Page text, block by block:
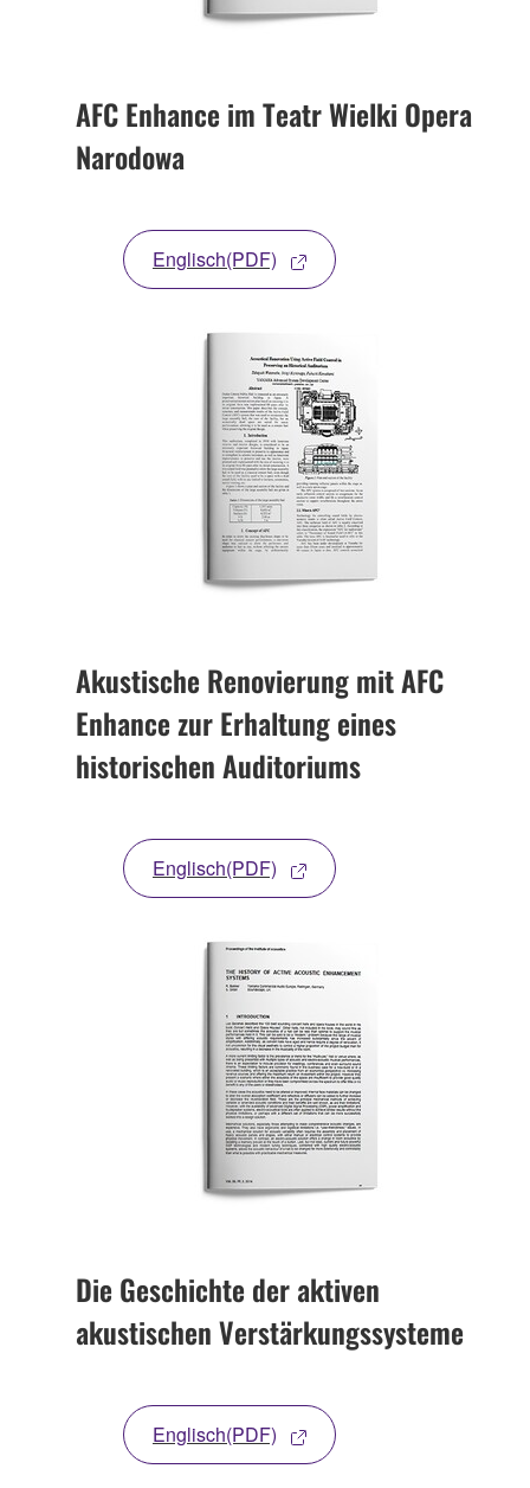
AFC Enhance im Teatr Wielki Opera
Narodowa
Englisch(PDF)
Akustische Renovierung mit AFC
Enhance zur Erhaltung eines
historischen Auditoriums
Englisch(PDF)
Die Geschichte der aktiven
akustischen Verstärkungssysteme
Englisch(PDF)